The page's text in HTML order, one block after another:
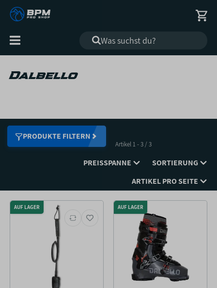
Alle
Kategorien
Dalbello
PRODUKTE FILTERN
Artikel 1 - 3 / 3
SORTIERUNG
ARTIKEL PRO SEITE
PREISSPANNE
AUF LAGER AUF LAGER